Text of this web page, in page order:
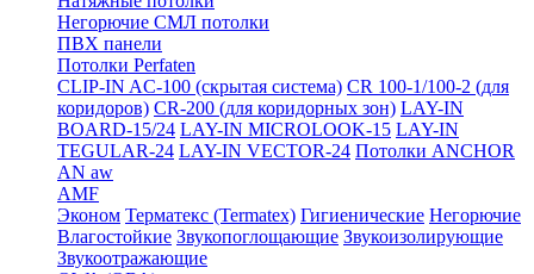
Негорючие СМЛ потолки
ПВХ панели
Потолки Perfaten
CLIP-IN AC-100 (скрытая система) CR 100-1/100-2 (для
коридоров) CR-200 (для коридорных зон) LAY-IN
BOARD-15/24 LAY-IN MICROLOOK-15 LAY-IN
TEGULAR-24 LAY-IN VECTOR-24 Потолки ANCHOR
AN aw
AMF
Эконом Терматекс (Termatex) Гигиенические Негорючие
Влагостойкие Звукопоглощающие Звукоизолирующие
Звукоотражающие